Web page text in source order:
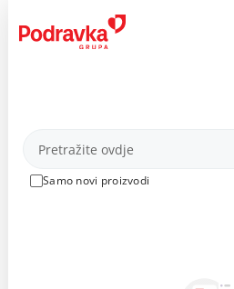
content
Proizvodi
Samo novi proizvodi